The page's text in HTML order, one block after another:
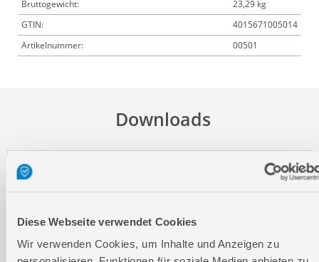
Diese Webseite verwendet Cookies
Wir verwenden Cookies, um Inhalte und Anzeigen zu
Bruttogewicht:
23,29 kg
GTIN:
4015671005014
Artikelnummer:
00501
Downloads
Bedienungsanleitung / Warn-und Sicherheitshinweise